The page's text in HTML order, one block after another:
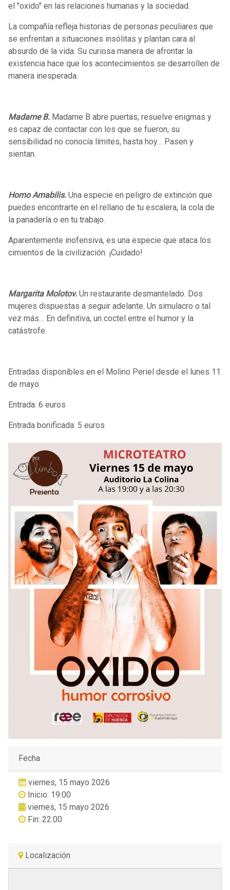
el "oxido" en las relaciones humanas y la sociedad.
La compañía refleja historias de personas peculiares que
se enfrentan a situaciones insólitas y plantan cara al
absurdo de la vida. Su curiosa manera de afrontar la
existencia hace que los acontecimientos se desarrollen de
manera inesperada.
Madame B. Madame B abre puertas, resuelve enigmas y
es capaz de contactar con los que se fueron, su
sensibilidad no conocía límites, hasta hoy… Pasen y
sientan.
Homo Amabilis. Una especie en peligro de extinción que
puedes encontrarte en el rellano de tu escalera, la cola de
la panadería o en tu trabajo.
Aparentemente inofensiva, es una especie que ataca los
cimientos de la civilización. ¡Cuidado!
Margarita Molotov. Un restaurante desmantelado. Dos
mujeres dispuestas a seguir adelante. Un simulacro o tal
vez más… En definitiva, un coctel entre el humor y la
catástrofe.
Entradas disponibles en el Molino Periel desde el lunes 11
de mayo.
Entrada: 6 euros
Entrada bonificada: 5 euros
Fecha
viernes, 15 mayo 2026
Inicio: 19:00
viernes, 15 mayo 2026
Fin: 22:00
Localización